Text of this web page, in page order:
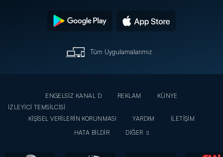
Tüm Uygulamalarımız
ENGELSİZ KANAL D REKLAM
KÜNYE
İZLEYİCİ TEMSİLCİSİ
KİŞİSEL VERİLERİN KORUNMASI
YARDIM
İLETİŞİM
HATA BİLDİR
DİĞER